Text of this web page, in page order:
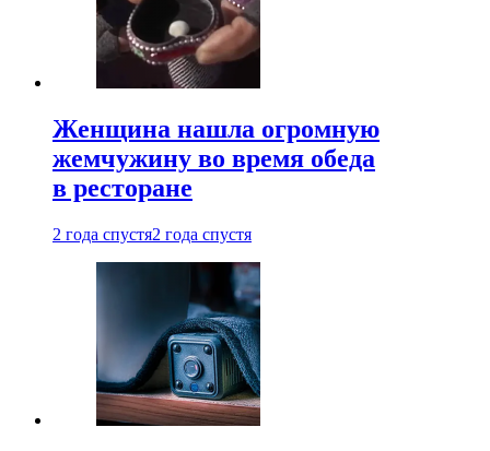
Женщина нашла огромную
жемчужину во время обеда
в ресторане
2 года спустя2 года спустя